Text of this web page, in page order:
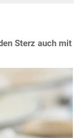
Sterz auch mit